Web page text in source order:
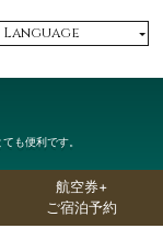
Language
も便利です。
航空券+
ご宿泊予約